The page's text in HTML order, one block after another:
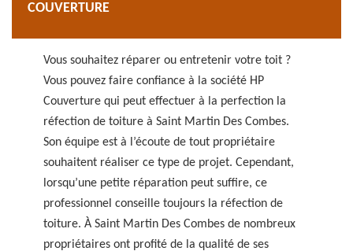
COUVERTURE
Vous souhaitez réparer ou entretenir votre toit ?
Vous pouvez faire confiance à la société HP
Couverture qui peut effectuer à la perfection la
réfection de toiture à Saint Martin Des Combes.
Son équipe est à l’écoute de tout propriétaire
souhaitent réaliser ce type de projet. Cependant,
lorsqu’une petite réparation peut suffire, ce
professionnel conseille toujours la réfection de
toiture. À Saint Martin Des Combes de nombreux
propriétaires ont profité de la qualité de ses